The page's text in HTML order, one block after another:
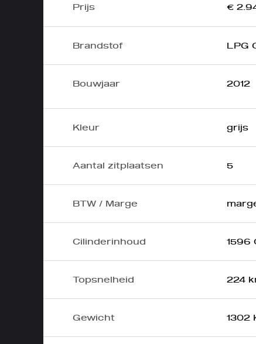
Prijs €
Brandstof LPG
Bouwjaar 2012
Kleur grijs
Aantal zitplaatsen 5
BTW / Marge
Cilinderinhoud 1596
Topsnelheid 224
Gewicht 1302